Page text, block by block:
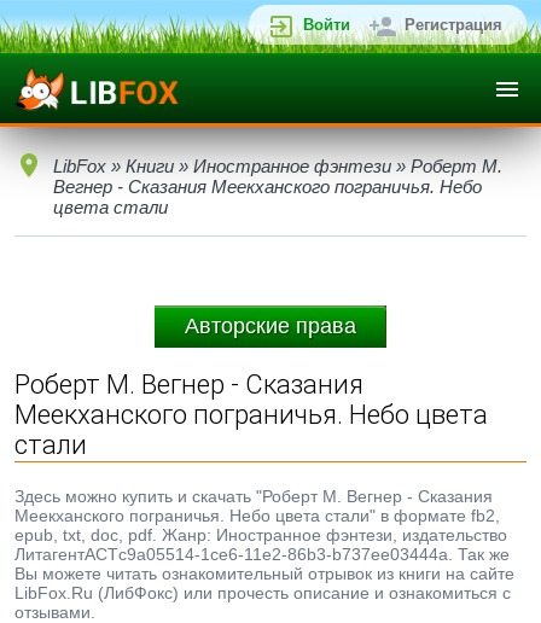
Войти Регистрация
LibFox » Книги » Иностранное фэнтези » Роберт М.
Вегнер - Сказания Меекханского пограничья. Небо
цвета стали
Авторские права
Роберт М. Вегнер - Сказания
Меекханского пограничья. Небо цвета
стали
Здесь можно купить и скачать "Роберт М. Вегнер - Сказания
Меекханского пограничья. Небо цвета стали" в формате fb2,
epub, txt, doc, pdf. Жанр: Иностранное фэнтези, издательство
ЛитагентАСТc9a05514-1ce6-11e2-86b3-b737ee03444a. Так же
Вы можете читать ознакомительный отрывок из книги на сайте
LibFox.Ru (ЛибФокс) или прочесть описание и ознакомиться с
отзывами.